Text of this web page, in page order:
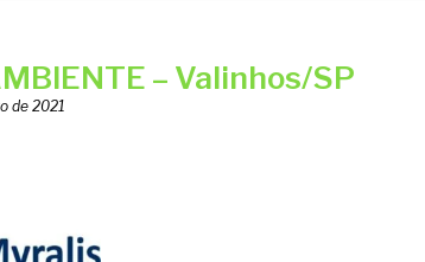
– Valinhos/SP
de 2021